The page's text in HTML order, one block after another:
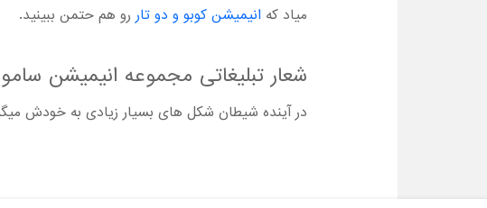
میاد که انیمیشن کوبو و دو تار رو هم حتمن ببینید.
شعار تبلیغاتی مجموعه انیمیشن
در آینده شیطان شکل های بسیار زیادی به خودش